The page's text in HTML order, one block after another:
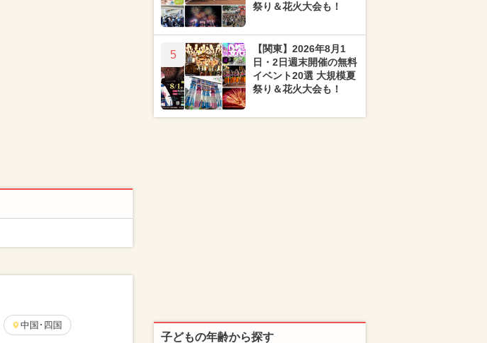
中国･四国
祭り＆花火大会も！
5
【関東】2026年8月1
日・2日週末開催の無料
イベント20選 大規模夏
祭り＆花火大会も！
子どもの年齢から探す